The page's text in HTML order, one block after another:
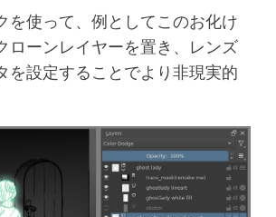
を使って、例としてこのお化け
ローンレイヤーを置き、レンズ
を設定することでより非現実的